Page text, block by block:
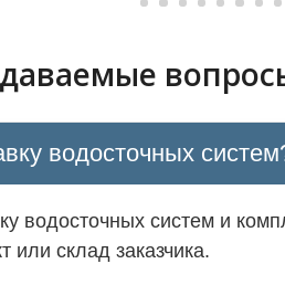
водосточных
водосточных систем и
или склад заказчика.